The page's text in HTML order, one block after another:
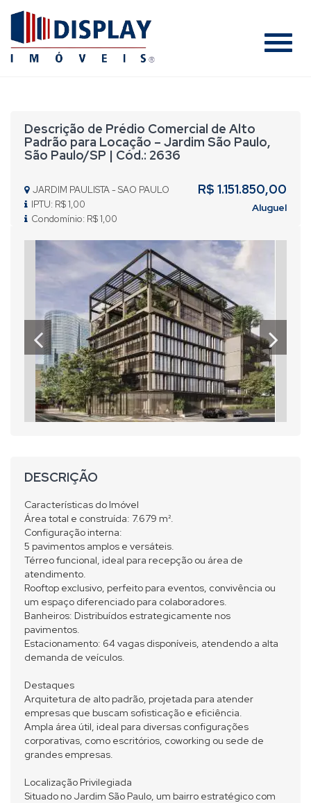
#
Descrição de Prédio Comercial de Alto
Padrão para Locação – Jardim São Paulo,
São Paulo/SP | Cód.: 2636
JARDIM PAULISTA - SAO PAULO
IPTU: R$ 1,00
Condomínio: R$ 1,00
R$ 1.151.850,00
Aluguel
Previous
DESCRIÇÃO
Características do Imóvel
Área total e construída: 7.679 m².
Configuração interna:
5 pavimentos amplos e versáteis.
Térreo funcional, ideal para recepção ou área de
atendimento.
Rooftop exclusivo, perfeito para eventos, convivência ou
um espaço diferenciado para colaboradores.
Banheiros: Distribuídos estrategicamente nos
pavimentos.
Estacionamento: 64 vagas disponíveis, atendendo a alta
demanda de veículos.
Destaques
Arquitetura de alto padrão, projetada para atender
empresas que buscam sofisticação e eficiência.
Ampla área útil, ideal para diversas configurações
corporativas, como escritórios, coworking ou sede de
grandes empresas.
Localização Privilegiada
Situado no Jardim São Paulo, um bairro estratégico com